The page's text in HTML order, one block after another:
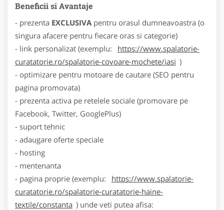
Beneficii si Avantaje
- prezenta EXCLUSIVA pentru orasul dumneavoastra (o
singura afacere pentru fiecare oras si categorie)
- link personalizat (exemplu:
https://www.spalatorie-
curatatorie.ro/spalatorie-covoare-mochete/iasi )
- optimizare pentru motoare de cautare (SEO pentru
pagina promovata)
- prezenta activa pe retelele sociale (promovare pe
Facebook, Twitter, GooglePlus)
- suport tehnic
- adaugare oferte speciale
- hosting
- mentenanta
- pagina proprie (exemplu:
https://www.spalatorie-
curatatorie.ro/spalatorie-curatatorie-haine-
textile/constanta ) unde veti putea afisa: